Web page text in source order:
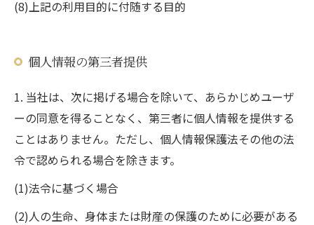
(8)上記の利用目的に付随する目的
個人情報の第三者提供
1. 当社は、次に掲げる場合を除いて、あらかじめユーザ
ーの同意を得ることなく、第三者に個人情報を提供する
ことはありません。ただし、個人情報保護法その他の法
令で認められる場合を除きます。
(1)法令に基づく場合
(2)人の生命、身体または財産の保護のために必要がある